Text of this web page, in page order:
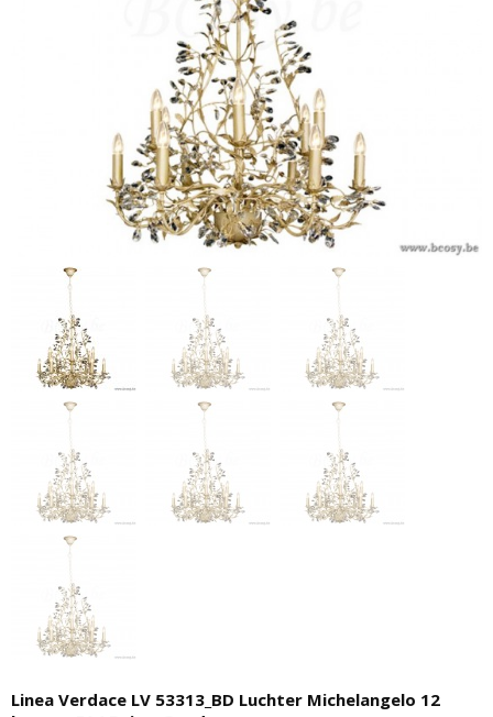
Linea Verdace LV 53313_BD Luchter Michelangelo 12